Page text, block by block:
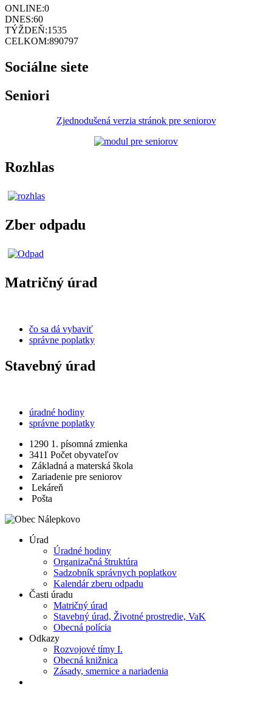
ONLINE:0
DNES:60
TÝŽDEŇ:1535
CELKOM:890797
Sociálne siete
Seniori
Zjednodušená verzia stránok pre seniorov
Rozhlas
Zber odpadu
Matričný úrad
čo sa dá vybaviť
správne poplatky
Stavebný úrad
úradné hodiny
správne poplatky
1290 1. písomná zmienka
3411 Počet obyvateľov
Základná a materská škola
Zariadenie pre seniorov
Lekáreň
Pošta
Úrad
Úradné hodiny
Organizačná štruktúra
Sadzobník správnych poplatkov
Kalendár zberu odpadu
Časti úradu
Matričný úrad
Stavebný úrad, Životné prostredie, VaK
Obecná polícia
Odkazy
Rozvojové tímy I.
Obecná knižnica
Zásady, smernice a nariadenia